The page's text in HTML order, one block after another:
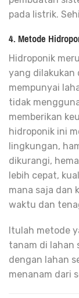
pada listrik.
4. Metode
Hidroponik
yang dilakukan
mempunyai
tidak
memberikan
hidroponik ini
lingkungan,
dikurangi,
lebih cepat,
mana saja dan
waktu dan
Itulah metode
tanam di lahan
dengan lahan
menanam dari